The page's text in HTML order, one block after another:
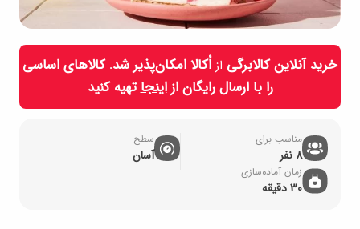
خرید آنلاین کالابرگی از اُکالا امکان‌پذیر شد. کالاهای اساسی
را با ارسال رایگان ازاینجاتهیه کنید
مناسب برای
8 نفر
سطح
آسان
زمان آماده‌سازی
30 دقیقه